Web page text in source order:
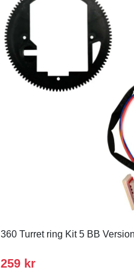
360 Turret ring Kit 5 BB Version
259 kr